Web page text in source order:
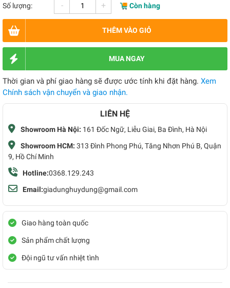
Số lượng: - + Còn hàng
THÊM VÀO GIỎ
MUA NGAY
Thời gian và phí giao hàng sẽ được ước tính khi đặt hàng. Xem
Chính sách vận chuyển và giao nhận.
LIÊN HỆ
Showroom Hà Nội: 161 Đốc Ngữ, Liễu Giai, Ba Đình, Hà Nội
Showroom HCM: 313 Đình Phong Phú, Tăng Nhơn Phú B, Quận
9, Hồ Chí Minh
Hotline:0368.129.243
Email:giadunghuydung@gmail.com
Giao hàng toàn quốc
Sản phẩm chất lượng
Đội ngũ tư vấn nhiệt tình